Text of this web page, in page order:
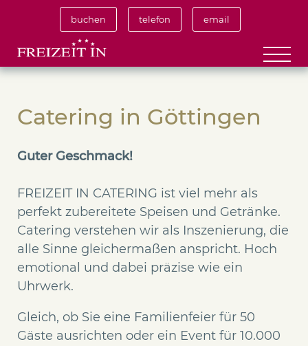
buchen telefon email
Catering in Göttingen
Guter Geschmack!
FREIZEIT IN CATERING ist viel mehr als
perfekt zubereitete Speisen und Getränke.
Catering verstehen wir als Inszenierung, die
alle Sinne gleichermaßen anspricht. Hoch
emotional und dabei präzise wie ein
Uhrwerk.
Gleich, ob Sie eine Familienfeier für 50
Gäste ausrichten oder ein Event für 10.000